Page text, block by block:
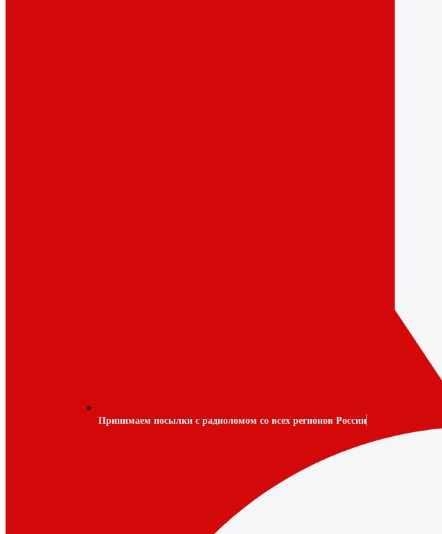
Принимаем посылки с радиоломом со всех регионов России